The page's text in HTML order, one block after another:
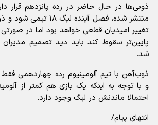
ذوبی‌ها در حال حاضر در رده پانزدهم قرار
منتشر شده، فصل آینده لیگ
تغییر امیدیان قطعی خواهد بود اما در
پایین‌تر سقوط کند باید دید تصمیم
شد.
و با توجه به اینکه یک بازی هم کمتر از
احتمالا ماندنش در لیگ وجود دارد.
انتهای پیام/